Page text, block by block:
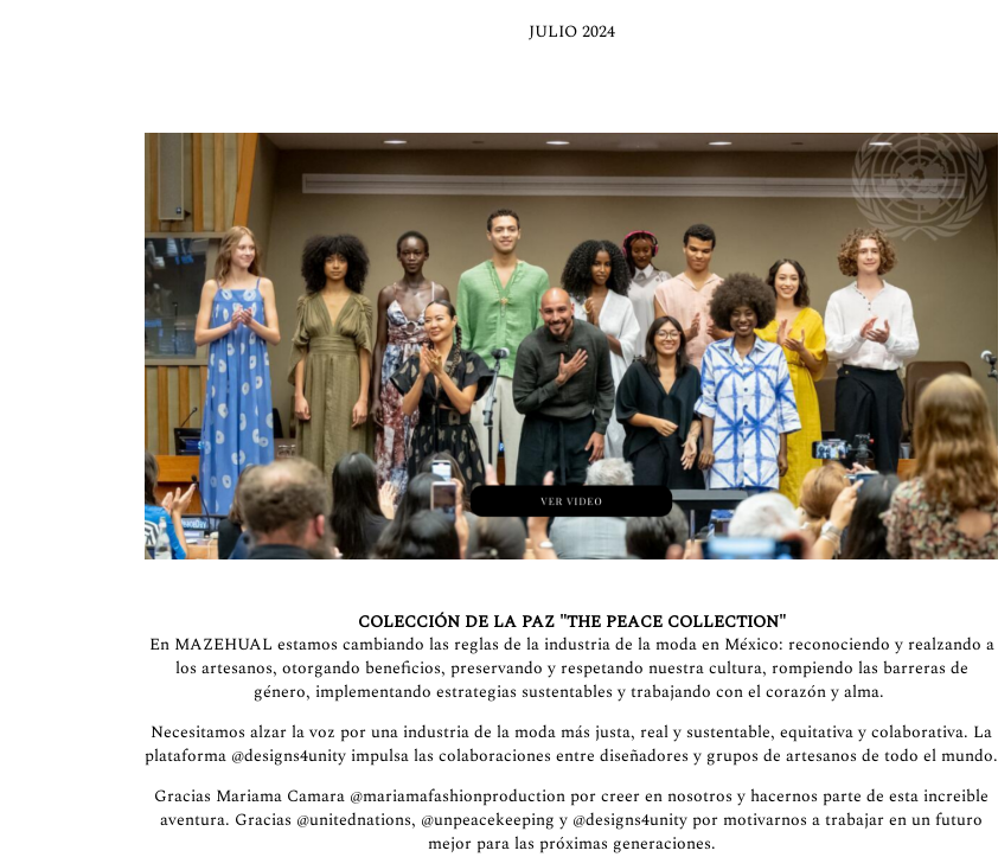
JULIO 2024
COLECCIÓN DE LA PAZ "THE PEACE COLLECTION"
En MAZEHUAL estamos cambiando las reglas de la industria de la moda en México: reconociendo y realzando a
los artesanos, otorgando beneficios, preservando y respetando nuestra cultura, rompiendo las barreras de
género, implementando estrategias sustentables y trabajando con el corazón y alma.
Necesitamos alzar la voz por una industria de la moda más justa, real y sustentable, equitativa y colaborativa. La
plataforma @designs4unity impulsa las colaboraciones entre diseñadores y grupos de artesanos de todo el mundo.
Gracias Mariama Camara @mariamafashionproduction por creer en nosotros y hacernos parte de esta increible
aventura. Gracias @unitednations, @unpeacekeeping y @designs4unity por motivarnos a trabajar en un futuro
mejor para las próximas generaciones.